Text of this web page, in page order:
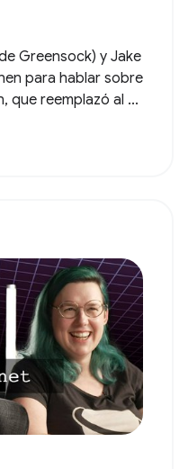
Greensock) y Jake
para hablar sobre
que reemplazó al ...